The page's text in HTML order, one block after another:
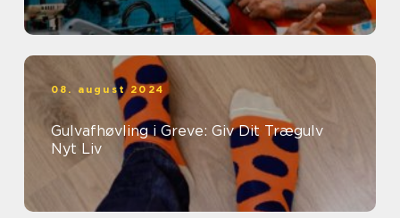
08. august 2024
Gulvafhøvling i Greve: Giv Dit Trægulv
Nyt Liv